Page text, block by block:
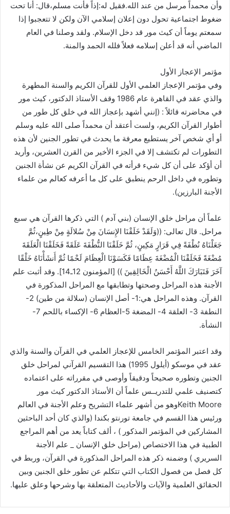
وأن محمداً مرسل من عند الله.فقيل له:إذاً فأنت مسلم،قال: أنا تحت
ضغوط اجتماعية تحول دون إعلان إسلامي الآن ولكن لا تتعجبوا إذا
سمعتم يوماً أن كيث مور قد دخل الإسلام. ولقد وصلنا في العام
الماضي أنه قد أعلن إسلامه فعلاً فلله الحمد والمنة.
مؤتمر الإعجاز الأول
وفي مؤتمر الإعجاز العلمي الأول للقرآن الكريم والسنة المطهرة
والذي عقد في القاهرة عام 1986 وقف الأستاذ الدكتور، كيث مور
في محاضرته قائلاً : (إنني أشهد بإعجاز الله في خلق كل طور من
أطوار القرآن الكريم، ولست أعتقد أن محمداً صلى الله عليه وسلم
أو أي شخص آخر يستطيع معرفة ما يحدث في تطور الجنين لأن هذه
التطورات لم تكتشف إلا في الجزء الأخير من القرن العشرين، وأريد
أن أؤكد على أن كل شيء قرأته في القرآن الكريم عن نشأة الجنين
وتطوره في داخل الرحم ينطبق على كل ما أعرفه كعالم من علماء
الأجنة البارزين).
علماً أن مراحل خلق الإنسان (بني آدم ) التي ذكرها القرآن هي سبع
مراحل. قال تعالى: ((وَلَقَدْ خَلَقْنَا الإِنسَانَ مِنْ سُلالَةٍ مِنْ طِينٍ،ثُمَّ
جَعَلْنَاهُ نُطْفَةً فِي قَرَارٍ مَكِينٍ، ثُمَّ خَلَقْنَا النُّطْفَةَ عَلَقَةً فَخَلَقْنَا الْعَلَقَةَ
مُضْغَةً فَخَلَقْنَا الْمُضْغَةَ عِظَامًا فَكَسَوْنَا الْعِظَامَ لَحْمًا ثُمَّ أَنشَأْنَاهُ خَلْقًا
آخَرَ فَتَبَارَكَ اللَّهُ أَحْسَنُ الْخَالِقِينَ )) [المؤمنون 12ـ14]. وقد أثبت علم
الأجنة هذه المراحل وصحتها وتطابقها مع المراحل المذكورة في
القرآن. وهذه المراحل هي:1- أصل الإنسان (سلالة من طين) 2-
النطفة 3- العلقة 4- المضغة 5-العظام 6- الإكساء باللحم 7-
النشأة.
وقد اعتبر المؤتمر الخامس للإعجاز العلمي في القرآن والسنة والذي
عقد في موسكو (أيلول 1995) هذا التقسيم القرآني لمراحل خلق
الجنين وتطوره صحيحاً ودقيقاً وأوصى في مقرراته على اعتماده
كتصنيف علمي للتدريــس علماً أن الأستاذ الدكتور كيث مور
Keith Mooreوهو من أشهر علماء التشريح وعلم الأجنة في العالم
ورئيس هذا القسم في جامعة تورنتو بكندا (والذي كان أحد الباحثين
المشاركين في المؤتمر المذكور ) ، ألف كتاباً يعد من أهم المراجع
الطبية في هذا الاختصاص (مراحل خلق الإنسان _ علم الأجنة
السريري ) وضمنه ذكر هذه المراحل المذكورة في القرآن، وربط في
كل فصل من فصول الكتاب التي تتكلم عن تطور خلق الجنين وبين
الحقائق العلمية والآيات والأحاديث المتعلقة بها وشرحها وعلق عليها.